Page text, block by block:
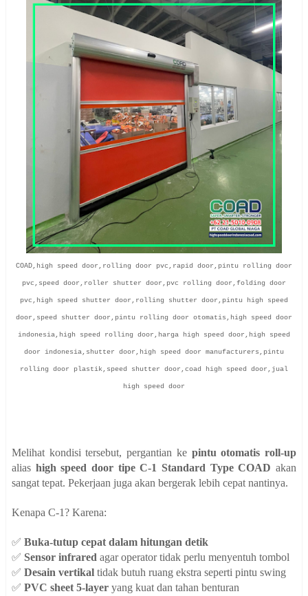
COAD,high speed door,rolling door pvc,rapid door,pintu rolling door
pvc,speed door,roller shutter door,pvc rolling door,folding door
pvc,high speed shutter door,rolling shutter door,pintu high speed
door,speed shutter door,pintu rolling door otomatis,high speed door
indonesia,high speed rolling door,harga high speed door,high speed
door indonesia,shutter door,high speed door manufacturers,pintu
rolling door plastik,speed shutter door,coad high speed door,jual
high speed door
Melihat kondisi tersebut, pergantian ke pintu otomatis roll-up
alias high speed door tipe C-1 Standard Type COADakan
sangat tepat. Pekerjaan juga akan bergerak lebih cepat nantinya.
Kenapa C-1? Karena:
✅ Buka-tutup cepat dalam hitungan detik
✅ Sensor infrared agar operator tidak perlu menyentuh tombol
✅ Desain vertikal tidak butuh ruang ekstra seperti pintu swing
✅ PVC sheet 5-layer yang kuat dan tahan benturan